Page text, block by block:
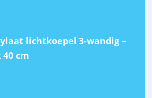
lichtkoepel 3-wandig –
40 cm